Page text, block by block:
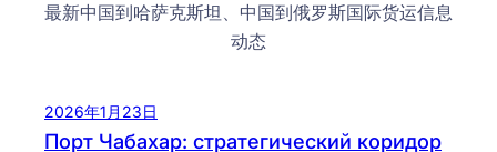
最新中国到哈萨克斯坦、中国到俄罗斯国际货运信息
动态
2026年1月23日
Порт Чабахар: стратегический коридор